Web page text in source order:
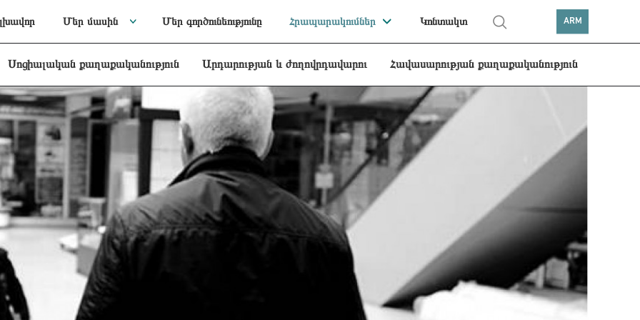
Մեր մասին Մեր գործունեությունը Հրապարակումներ Կոնտակտ ARM
Սոցիալական քաղաքականություն Արդարության և ժողովրդավարու Հավասարության քաղաքականություն